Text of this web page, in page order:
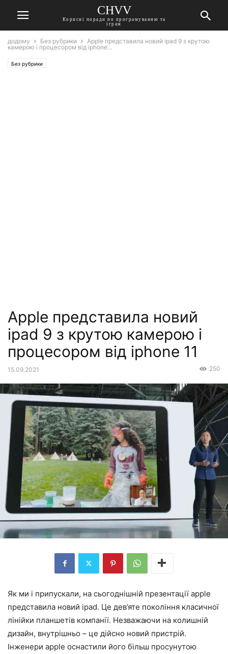
CHVV
Корисні поради по програмуванню та
іграм
додому Без рубрики
Apple представила новий ipad 9 з крутою
камерою і процесором від iphone...
Без рубрики
Apple представила новий
ipad 9 з крутою камерою і
процесором від iphone 11
15.09.2021 250
Як ми і припускали, на сьогоднішній презентації apple
представила новий ipad. Це дев’яте покоління класичної
лінійки планшетів компанії. Незважаючи на колишній
дизайн, внутрішньо – це дійсно новий пристрій.
Інженери apple оснастили його більш просунутою